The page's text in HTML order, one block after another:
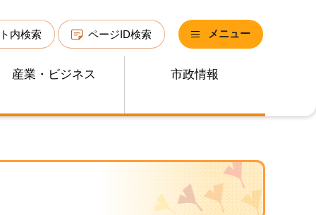
内検索 ページID検索 メニュー
産業・ビジネス 市政情報